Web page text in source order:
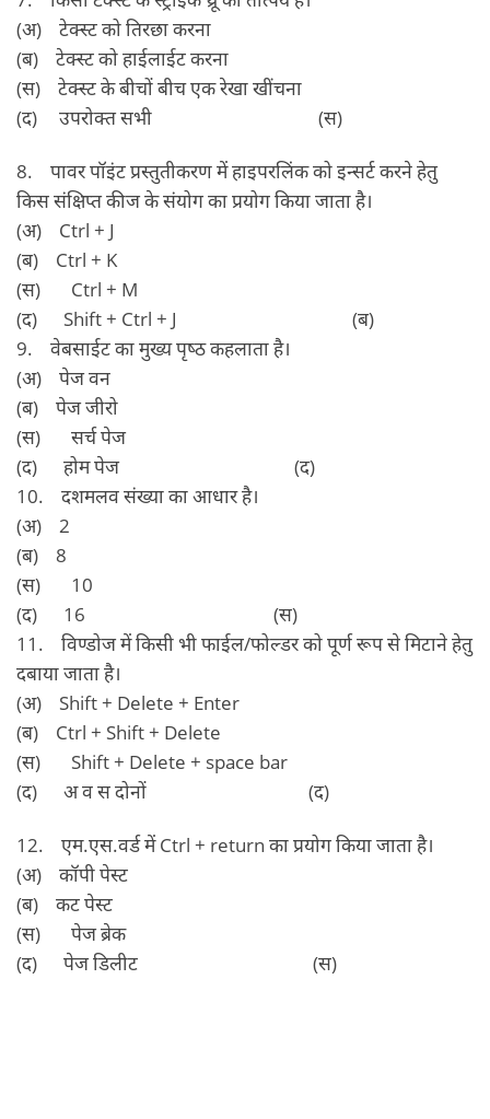
(अ) टेक्‍स्‍ट को तिरछा करना
(ब) टेक्‍स्‍ट को हाईलाईट करना
(स) टेक्‍स्‍ट के बीचों बीच एक रेखा खींचना
(द) उपरोक्‍त सभी (स)
8. पावर पॉइंट प्रस्‍तुतीकरण में हाइपरलिंक को इन्‍सर्ट करने हेतु
किस संक्षिप्‍त कीज के संयोग का प्रयोग किया जाता है।
(अ) Ctrl + J
(ब) Ctrl + K
(स) Ctrl + M
(द) Shift + Ctrl + J (ब)
9. वेबसाईट का मुख्‍य पृष्‍ठ कहलाता है।
(अ) पेज वन
(ब) पेज जीरो
(स) सर्च पेज
(द) होम पेज (द)
10. दशमलव संख्‍या का आधार है।
(अ) 2
(ब) 8
(स) 10
(द) 16 (स)
11. विण्‍डोज में किसी भी फाईल/फोल्‍डर को पूर्ण रूप से मिटाने हेतु
दबाया जाता है।
(अ) Shift + Delete + Enter
(ब) Ctrl + Shift + Delete
(स) Shift + Delete + space bar
(द) अ व स दोनों (द)
12. एम.एस.वर्ड में Ctrl + return का प्रयोग किया जाता है।
(अ) कॉपी पेस्‍ट
(ब) कट पेस्‍ट
(स) पेज ब्रेक
(द) पेज डिलीट (स)